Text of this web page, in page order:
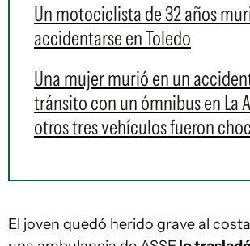
Un motociclista de 32 años
accidentarse en Toledo
Una mujer murió en un
tránsito con un ómnibus en La
otros tres vehículos fueron
El joven quedó herido grave al